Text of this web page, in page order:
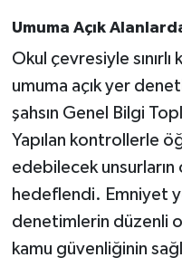
Umuma Açık
Okul çevresiyle
umuma açık yer
şahsın Genel Bilgi
Yapılan kontrollerle
edebilecek
hedeflendi. Emniyet
denetimlerin düzenli
kamu güvenliğinin